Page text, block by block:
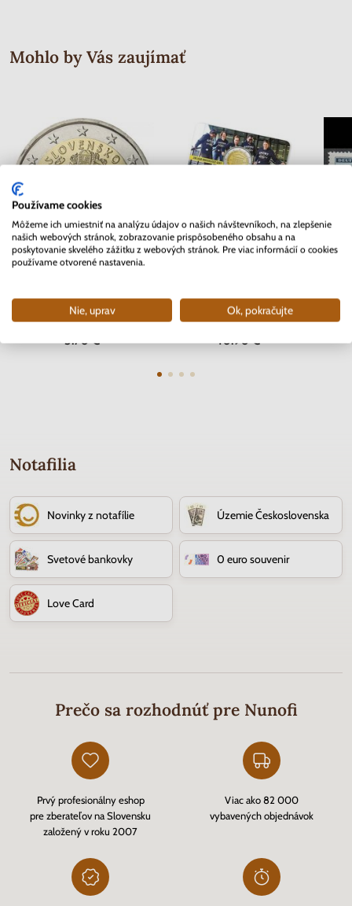
Mohlo by Vás zaujímať
rokov Euro meny
Skladom
3.70 €
Univerzita v Gente - coincard
Skladom
10.90 €
Notafilia
Novinky z notafílie Územie Československa
Svetové bankovky 0 euro souvenir
Love Card
Prečo sa rozhodnúť pre Nunofi
Prvý profesionálny eshop
pre zberateľov na Slovensku
založený v roku 2007
Viac ako 82 000
vybavených objednávok
Používame cookies
Môžeme ich umiestniť na analýzu údajov o našich návštevníkoch, na zlepšenie
našich webových stránok, zobrazovanie prispôsobeného obsahu a na
poskytovanie skvelého zážitku z webových stránok. Pre viac informácií o cookies
používame otvorené nastavenia.
Nie, uprav Ok, pokračujte